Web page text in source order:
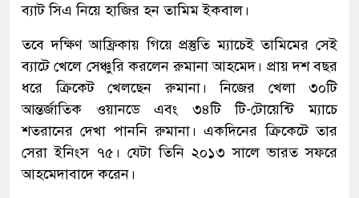
ব্যাট সিএ নিয়ে হাজির হন তামিম ইকবাল।
তবে দক্ষিণ আফ্রিকায় গিয়ে প্রস্তুতি ম্যাচেই তামিমের সেই
ব্যাটে খেলে সেঞ্চুরি করলেন রুমানা আহমেদ। প্রায় দশ বছর
ধরে ক্রিকেট খেলছেন রুমানা। নিজের খেলা ৩০টি
আন্তর্জাতিক ওয়ানডে এবং ৩৪টি টি-টোয়েন্টি ম্যাচে
শতরানের দেখা পাননি রুমানা। একদিনের ক্রিকেটে তার
সেরা ইনিংস ৭৫। যেটা তিনি ২০১৩ সালে ভারত সফরে
আহমেদাবাদে করেন।